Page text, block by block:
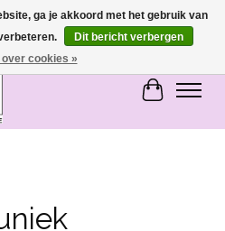
en Enschede
ga je akkoord met het gebruik van
Dit bericht verbergen
over cookies »